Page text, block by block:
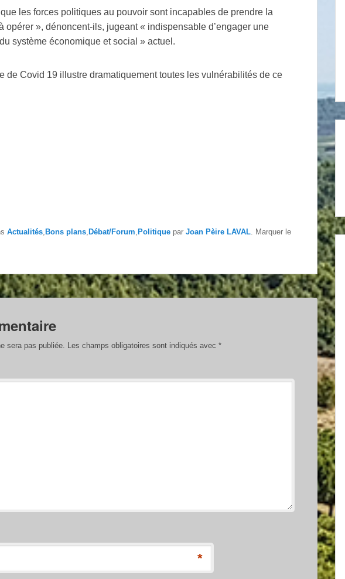
les forces politiques au pouvoir sont incapables de prendre la
opérer », dénoncent-ils, jugeant « indispensable d’engager une
système économique et social » actuel.
de Covid 19 illustre dramatiquement toutes les vulnérabilités de ce
Actualités Bons plans Débat/Forum Politique par Joan Pèire LAVAL . Marquer le
sera pas publiée. Les champs obligatoires sont indiqués avec *
*